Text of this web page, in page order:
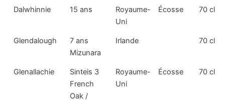
Dalwhinnie 15 ans
Royaume-
Uni
Écosse 70 cl
Glendalough
7 ans
Mizunara
Irlande 70 cl
Glenallachie
Sinteis 3
French
Oak /
Royaume-
Uni
Écosse 70 cl